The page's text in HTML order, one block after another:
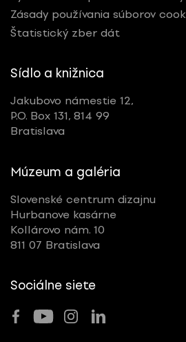
Zásady používania súborov
Štatistický zber dát
Sídlo a knižnica
Jakubovo námestie 12,
P.O. Box 131, 814 99
Bratislava
Múzeum a galéria
Slovenské centrum dizajnu
Hurbanove kasárne
Kollárovo nám. 10
811 07 Bratislava
Sociálne siete